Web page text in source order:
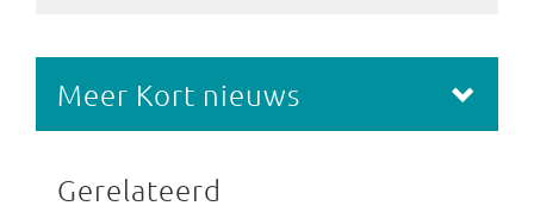
Meer Kort nieuws
Gerelateerd